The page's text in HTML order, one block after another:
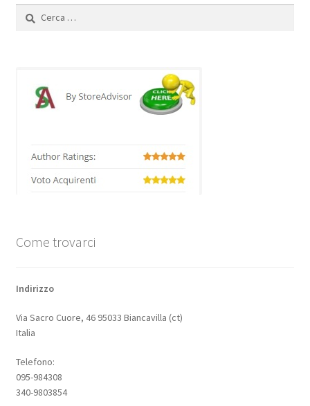
Ricerca
Come trovarci
Indirizzo
Via Sacro Cuore, 46 95033 Biancavilla (ct)
Italia
Telefono:
095-984308
340-9803854